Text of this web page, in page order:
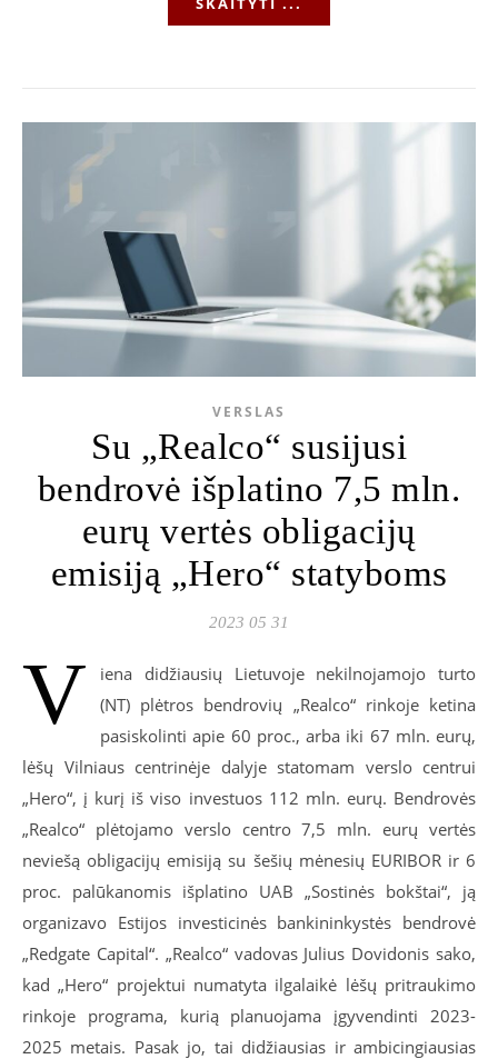
VERSLAS
Su „Realco“ susijusi
bendrovė išplatino 7,5 mln.
eurų vertės obligacijų
emisiją „Hero“ statyboms
2023 05 31
V
iena didžiausių Lietuvoje nekilnojamojo turto
(NT) plėtros bendrovių „Realco“ rinkoje ketina
pasiskolinti apie 60 proc., arba iki 67 mln. eurų,
lėšų Vilniaus centrinėje dalyje statomam verslo centrui
„Hero“, į kurį iš viso investuos 112 mln. eurų. Bendrovės
„Realco“ plėtojamo verslo centro 7,5 mln. eurų vertės
neviešą obligacijų emisiją su šešių mėnesių EURIBOR ir 6
proc. palūkanomis išplatino UAB „Sostinės bokštai“, ją
organizavo Estijos investicinės bankininkystės bendrovė
„Redgate Capital“. „Realco“ vadovas Julius Dovidonis sako,
kad „Hero“ projektui numatyta ilgalaikė lėšų pritraukimo
rinkoje programa, kurią planuojama įgyvendinti 2023-
2025 metais. Pasak jo, tai didžiausias ir ambicingiausias